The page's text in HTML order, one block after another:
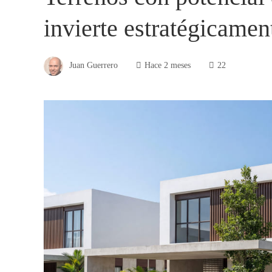
invierte
Juan Guerrero Hace 2 meses 22